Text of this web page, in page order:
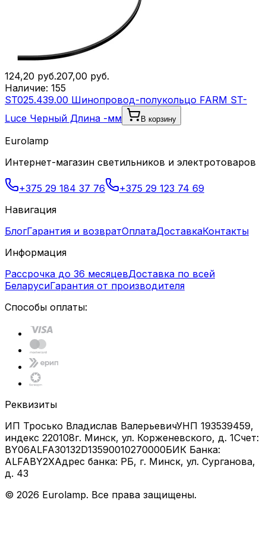
124,20 руб.207,00 руб.
Наличие: 155
ST025.439.00 Шинопровод-полукольцо FARM ST-
Luce Черный Длина -мм
В корзину
Eurolamp
Интернет-магазин светильников и электротоваров
+375 29 184 37 76
+375 29 123 74 69
Навигация
БлогГарантия и возвратОплатаДоставкаКонтакты
Информация
Рассрочка до 36 месяцевДоставка по всей
БеларусиГарантия от производителя
Способы оплаты:
Реквизиты
ИП Тросько Владислав ВалерьевичУНП 193539459,
индекс 220108г. Минск, ул. Корженевского, д. 1Счет:
BY06ALFA30132D13590010270000БИК Банка:
ALFABY2XАдрес банка: РБ, г. Минск, ул. Сурганова,
д. 43
© 2026 Eurolamp. Все права защищены.